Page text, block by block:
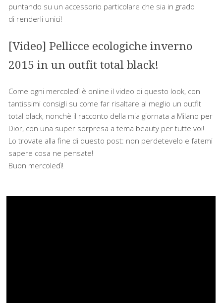
puntando su un accessorio particolare che sia in grado
di renderli unici!
[Video] Pellicce ecologiche inverno
2015 in un outfit total black!
Come ogni mercoledì è online il video di questo look, con
tantissimi consigli su come far risaltare al meglio un outfit
total black, nonchè il racconto della mia giornata a Milano per
Dior, con una super sorpresa a tema beauty per tutte voi!
Lo trovate alla fine di questo post: non perdetevelo e fatemi
sapere cosa ne pensate!
Buon mercoledì!